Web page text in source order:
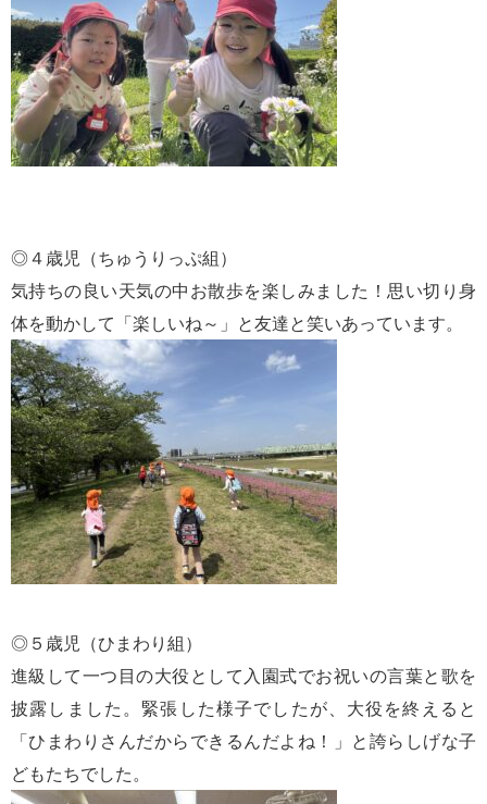
◎４歳児（ちゅうりっぷ組）
気持ちの良い天気の中お散歩を楽しみました！思い切り身
体を動かして「楽しいね～」と友達と笑いあっています。
◎５歳児（ひまわり組）
進級して一つ目の大役として入園式でお祝いの言葉と歌を
披露しました。緊張した様子でしたが、大役を終えると
「ひまわりさんだからできるんだよね！」と誇らしげな子
どもたちでした。